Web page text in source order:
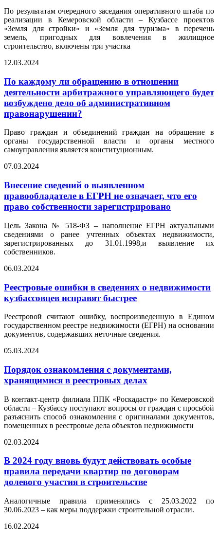
По результатам очередного заседания оперативного штаба по
реализации в Кемеровской области – Кузбассе проектов
«Земля для стройки» и «Земля для туризма» в перечень
земель, пригодных для вовлечения в жилищное
строительство, включены три участка
12.03.2024
По каждому ли обращению в отношении
деятельности арбитражного управляющего будет
возбуждено дело об административном
правонарушении?
Право граждан и объединений граждан на обращение в
органы государственной власти и органы местного
самоуправления является конституционным.
07.03.2024
Внесение сведений о выявленном
правообладателе в ЕГРН не означает, что его
право собственности зарегистрировано
Цель Закона № 518-ФЗ – наполнение ЕГРН актуальными
сведениями о ранее учтенных объектах недвижимости,
зарегистрированных до 31.01.1998,и выявление их
собственников.
06.03.2024
Реестровые ошибки в сведениях о недвижимости
кузбассовцев исправят быстрее
Реестровой считают ошибку, воспроизведенную в Едином
государственном реестре недвижимости (ЕГРН) на основании
документов, содержавших неточные сведения.
05.03.2024
Порядок ознакомления с документами,
хранящимися в реестровых делах
В контакт-центр филиала ППК «Роскадастр» по Кемеровской
области – Кузбассу поступают вопросы от граждан с просьбой
разъяснить способ ознакомления с оригиналами документов,
помещенных в реестровые дела объектов недвижимости
02.03.2024
В 2024 году вновь будут действовать особые
правила передачи квартир по договорам
долевого участия в строительстве
Аналогичные правила применялись с 25.03.2022 по
30.06.2023 – как меры поддержки строительной отрасли.
16.02.2024